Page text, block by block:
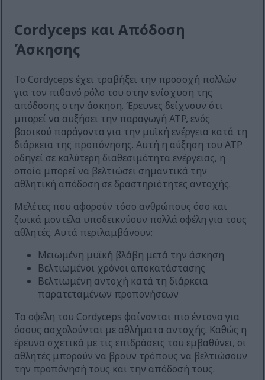
Cordyceps και Απόδοση
Άσκησης
Το Cordyceps έχει τραβήξει την προσοχή πολλών
για τον πιθανό ρόλο του στην ενίσχυση της
απόδοσης στην άσκηση. Έρευνες δείχνουν ότι
μπορεί να αυξήσει την παραγωγή ATP, ενός
βασικού παράγοντα για την μυϊκή ενέργεια κατά τη
διάρκεια της προπόνησης. Αυτή η αύξηση του ATP
οδηγεί σε καλύτερη διαθεσιμότητα ενέργειας, η
οποία μπορεί να βελτιώσει σημαντικά την
αθλητική απόδοση σε δραστηριότητες αντοχής.
Μελέτες που αφορούν τόσο ανθρώπους όσο και
ζωικά μοντέλα υποδεικνύουν πολλά οφέλη για τους
αθλητές. Αυτά περιλαμβάνουν:
Μειωμένη μυϊκή βλάβη μετά την άσκηση
Βελτιωμένοι χρόνοι αποκατάστασης
Βελτιωμένη αντοχή κατά τη διάρκεια
παρατεταμένων προπονήσεων
Τα οφέλη του Cordyceps φαίνονται πιο έντονα για
όσους ασχολούνται με αθλήματα αντοχής. Καθώς η
έρευνα σχετικά με τις επιδράσεις του εμβαθύνει, οι
αθλητές μπορούν να βρουν τρόπους να βελτιώσουν
την προπόνησή τους και την απόδοσή τους.